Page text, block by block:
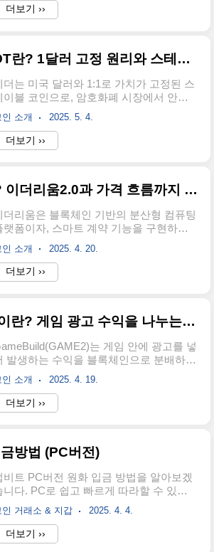
인터넷 생태계를 만들고, 블록체인을 더
프챗(..
2013년 두 소프트웨어 엔지니어, 빌리 마
스(Billy Markus)와 잭슨 파머(Jackson
엔 재미를 위해 만들어졌지만 현재는 수
으로도 사용되고 있습니다. 비트코인의
크인 럭키코인을 기반으로 하고 있으며,
이트코인과 유사한 기술 구조를 가지고
습니다. 공식 홈페이지:
dogecoin.com도지코인의 특징공급
더보기 ››
테더 코인 USDT란? 1달러 고정 원리와 스테이블 코인 뜻
더는 미국 달러와 1:1로 가치가 고정된 스
이블 코인으로, 암호화폐 시장에서 안정
인 거래와 유동성을 제공하는 것을 목표
합니다. 테더 코인이란테더(Tether, 심볼
는 미국 달러와 1:1로 연동되도록 설
된 스테이블 코인입니다. 원래 목적은 암
자산 보호 수단으로 많이 사용됩니다. 테
러 및 현금성 자산을 기반으로 USDT를
행한다고 밝혀왔습니다. 테더는 전 세계
으로 가장 많이 사용되는 스테이블코인
지털 자산을 연결하는 가교 역할을 합니
인 소개 2025. 5. 4.
더보기 ››
이더리움이란? 이더리움2.0과 가격 흐름까지 총정리
더리움은 블록체인 기반의 분산형 컴퓨팅
랫폼이자, 스마트 계약 기능을 구현하는
표적인 암호화폐 생태계입니다. 비트코인
이어 시가총액 기준 2위자리를 오랜기간
키고 있으며 다양한 분야에서 실질적인
용이 이루어지고 있습니다. 이더리움 코
폼입니다. 단순한 디지털 화폐를 넘어, 프
Contract)’을 처음으로 도입하며 블
체인 기술의 활용 범위를 획기적으로 넓
시스템입니다. 이더리움 생태계에서는
중앙화 애플리케이션(DApp)을 자유롭게
발할 수 있으며, NFT, 디파이(DeFi), DAO
인 소개 2025. 4. 20.
더보기 ››
게임빌드 코인이란? 게임 광고 수익을 나누는 Web3
는 게임 안에 광고를 넣
발생하는 수익을 블록체인으로 분배하는
게임 인프라입니다. 개발자, 플레이
, 광고주가 함께 이익을 나누는 구조로 주
받고 있으며, Web2 게임과의 호환성도 뛰
납니다. GAME2 코인이란GAME2는
칭은 게임빌드(GAME2)로 불리고 있습니
GAME(게임크레딧)과의 혼동을 막기 위
GAME2로 표기되었습니다.GameBuild는
임 내 광고 수익을 개발자와 유저에게 분
하며, 광고 자체도 NFT처럼 거래할 수 있
구조를 갖추고 있습니다. 플레이어는 단
인 소개 2025. 4. 19.
더보기 ››
방법 (PC버전)
비트 PC버전 원화 입금 방법을 알아보겠
니다. PC로 쉽고 빠르게 따라할 수 있도
정리해 보았습니다. 업비트에서 암호화
를 거래하기 위해 가장 먼저 해야 할 일은
로 원화 입금입니다. PC를 통해 업비트에
속하면 보다 넓은 화면에서 편리하게 입
인 거래소 & 지갑 2025. 4. 4.
더보기 ››